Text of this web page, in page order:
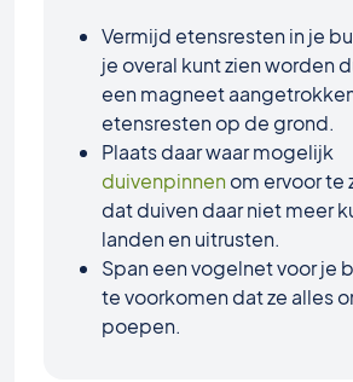
Vermijd etensresten in je
je overal kunt zien worden
een magneet
etensresten op de grond.
Plaats daar waar mogelijk
duivenpinnen om ervoor te
dat duiven daar niet meer
landen en uitrusten.
Span een vogelnet voor je
te voorkomen dat ze alles
poepen.